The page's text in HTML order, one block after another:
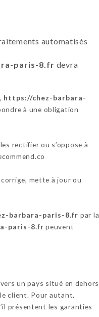
automatisés
paris-8.fr devra
https://chez-barbara-
à une obligation
rectifier ou s’oppose à
corrige, mette à jour ou
barbara-paris-8.fr par la
paris-8.fr peuvent
un pays situé en dehors
client. Pour autant,
présentent les garanties